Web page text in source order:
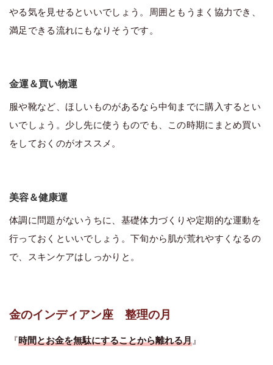
やる気を見せるといいでしょう。周囲ともうまく協力でき、
満足できる流れにもなりそうです。
金運＆買い物運
服や靴など、ほしいものがあるなら中旬までに購入するとい
いでしょう。少し先に使うものでも、この時期にまとめ買い
をしておくのがオススメ。
美容＆健康運
体調に問題がないうちに、基礎体力づくりや定期的な運動を
行っておくといいでしょう。下旬から肌が荒れやすくなるの
で、スキンケアはしっかりと。
金のインディアン座 整理の月
『時間とお金を無駄にすることから離れる月 』